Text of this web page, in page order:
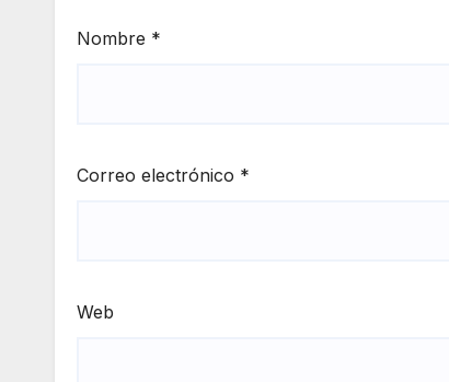
Nombre *
Correo electrónico *
Web